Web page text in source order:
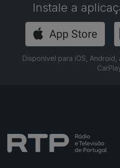
Instale a
Disponível para iOS,